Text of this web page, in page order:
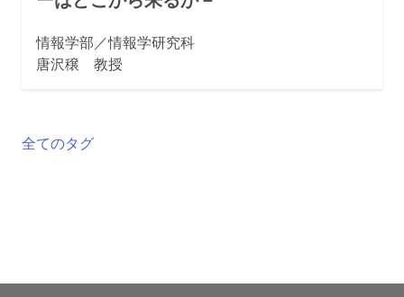
情報学部／情報学研究科
唐沢穣 教授
全てのタグ